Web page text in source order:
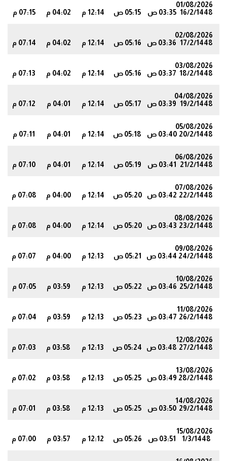
01/08/2026
16/2/1448 03:35 ص 05:15 ص 12:14 م 04:02 م 07:15 م
02/08/2026
17/2/1448 03:36 ص 05:16 ص 12:14 م 04:02 م 07:14 م
03/08/2026
18/2/1448 03:37 ص 05:16 ص 12:14 م 04:02 م 07:13 م
04/08/2026
19/2/1448 03:39 ص 05:17 ص 12:14 م 04:01 م 07:12 م
05/08/2026
20/2/1448 03:40 ص 05:18 ص 12:14 م 04:01 م 07:11 م
06/08/2026
21/2/1448
03:41 ص 05:19 ص 12:14 م 04:01 م 07:10 م
07/08/2026
22/2/1448 03:42 ص 05:20 ص 12:14 م 04:00 م 07:08 م
08/08/2026
23/2/1448 03:43 ص 05:20 ص 12:14 م 04:00 م 07:08 م
09/08/2026
24/2/1448 03:44 ص 05:21 ص 12:13 م 04:00 م 07:07 م
10/08/2026
25/2/1448 03:46 ص 05:22 ص 12:13 م 03:59 م 07:05 م
11/08/2026
26/2/1448 03:47 ص 05:23 ص 12:13 م 03:59 م 07:04 م
12/08/2026
27/2/1448 03:48 ص 05:24 ص 12:13 م 03:58 م 07:03 م
13/08/2026
28/2/1448 03:49 ص 05:25 ص 12:13 م 03:58 م 07:02 م
14/08/2026
29/2/1448 03:50 ص 05:25 ص 12:13 م 03:58 م 07:01 م
15/08/2026
1/3/1448
03:51 ص 05:26 ص 12:12 م 03:57 م 07:00 م